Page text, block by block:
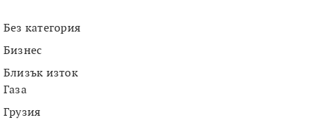
Без категория
Бизнес
Близък изток
Газа
Грузия